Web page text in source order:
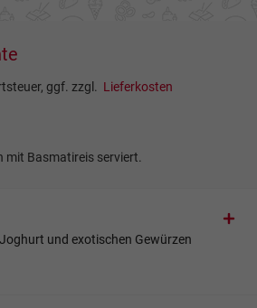
ggf. zzgl. Lieferkosten
mit Basmatireis serviert.
und exotischen Gewürzen